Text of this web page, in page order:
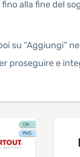
alla fine del
su “Aggiungi”
proseguire e